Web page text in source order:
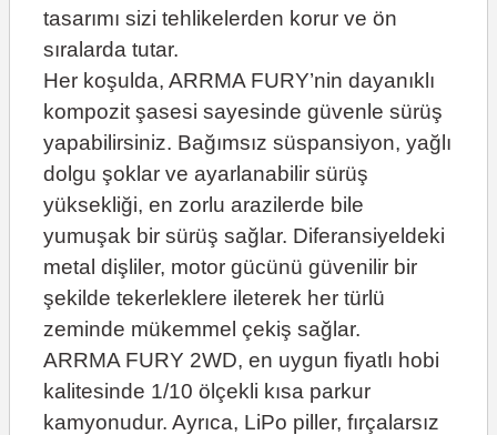
tasarımı sizi tehlikelerden korur ve ön
sıralarda tutar.
Her koşulda, ARRMA FURY’nin dayanıklı
kompozit şasesi sayesinde güvenle sürüş
yapabilirsiniz. Bağımsız süspansiyon, yağlı
dolgu şoklar ve ayarlanabilir sürüş
yüksekliği, en zorlu arazilerde bile
yumuşak bir sürüş sağlar. Diferansiyeldeki
metal dişliler, motor gücünü güvenilir bir
şekilde tekerleklere ileterek her türlü
zeminde mükemmel çekiş sağlar.
ARRMA FURY 2WD, en uygun fiyatlı hobi
kalitesinde 1/10 ölçekli kısa parkur
kamyonudur. Ayrıca, LiPo piller, fırçalarsız